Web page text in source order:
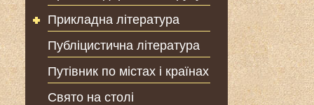
Прикладна література
Публіцистична література
Путівник по містах і країнах
Свято на столі